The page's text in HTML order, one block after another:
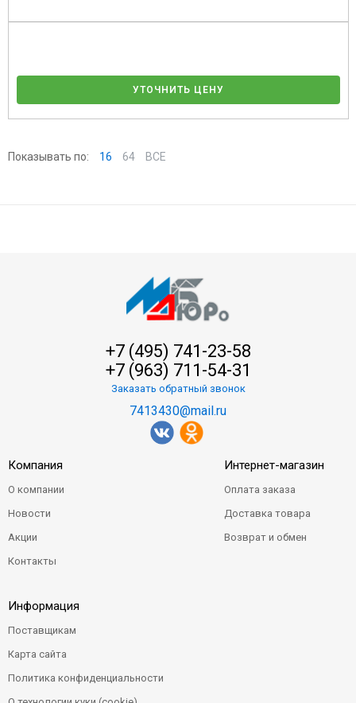
УТОЧНИТЬ ЦЕНУ
Показывать по: 16 64 ВСЕ
+7 (495) 741-23-58
+7 (963) 711-54-31
Заказать обратный звонок
7413430@mail.ru
Компания
О компании
Новости
Акции
Контакты
Интернет-магазин
Оплата заказа
Доставка товара
Возврат и обмен
Информация
Поставщикам
Карта сайта
Политика конфиденциальности